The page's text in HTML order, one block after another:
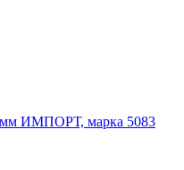
мм ИМПОРТ, марка 5083